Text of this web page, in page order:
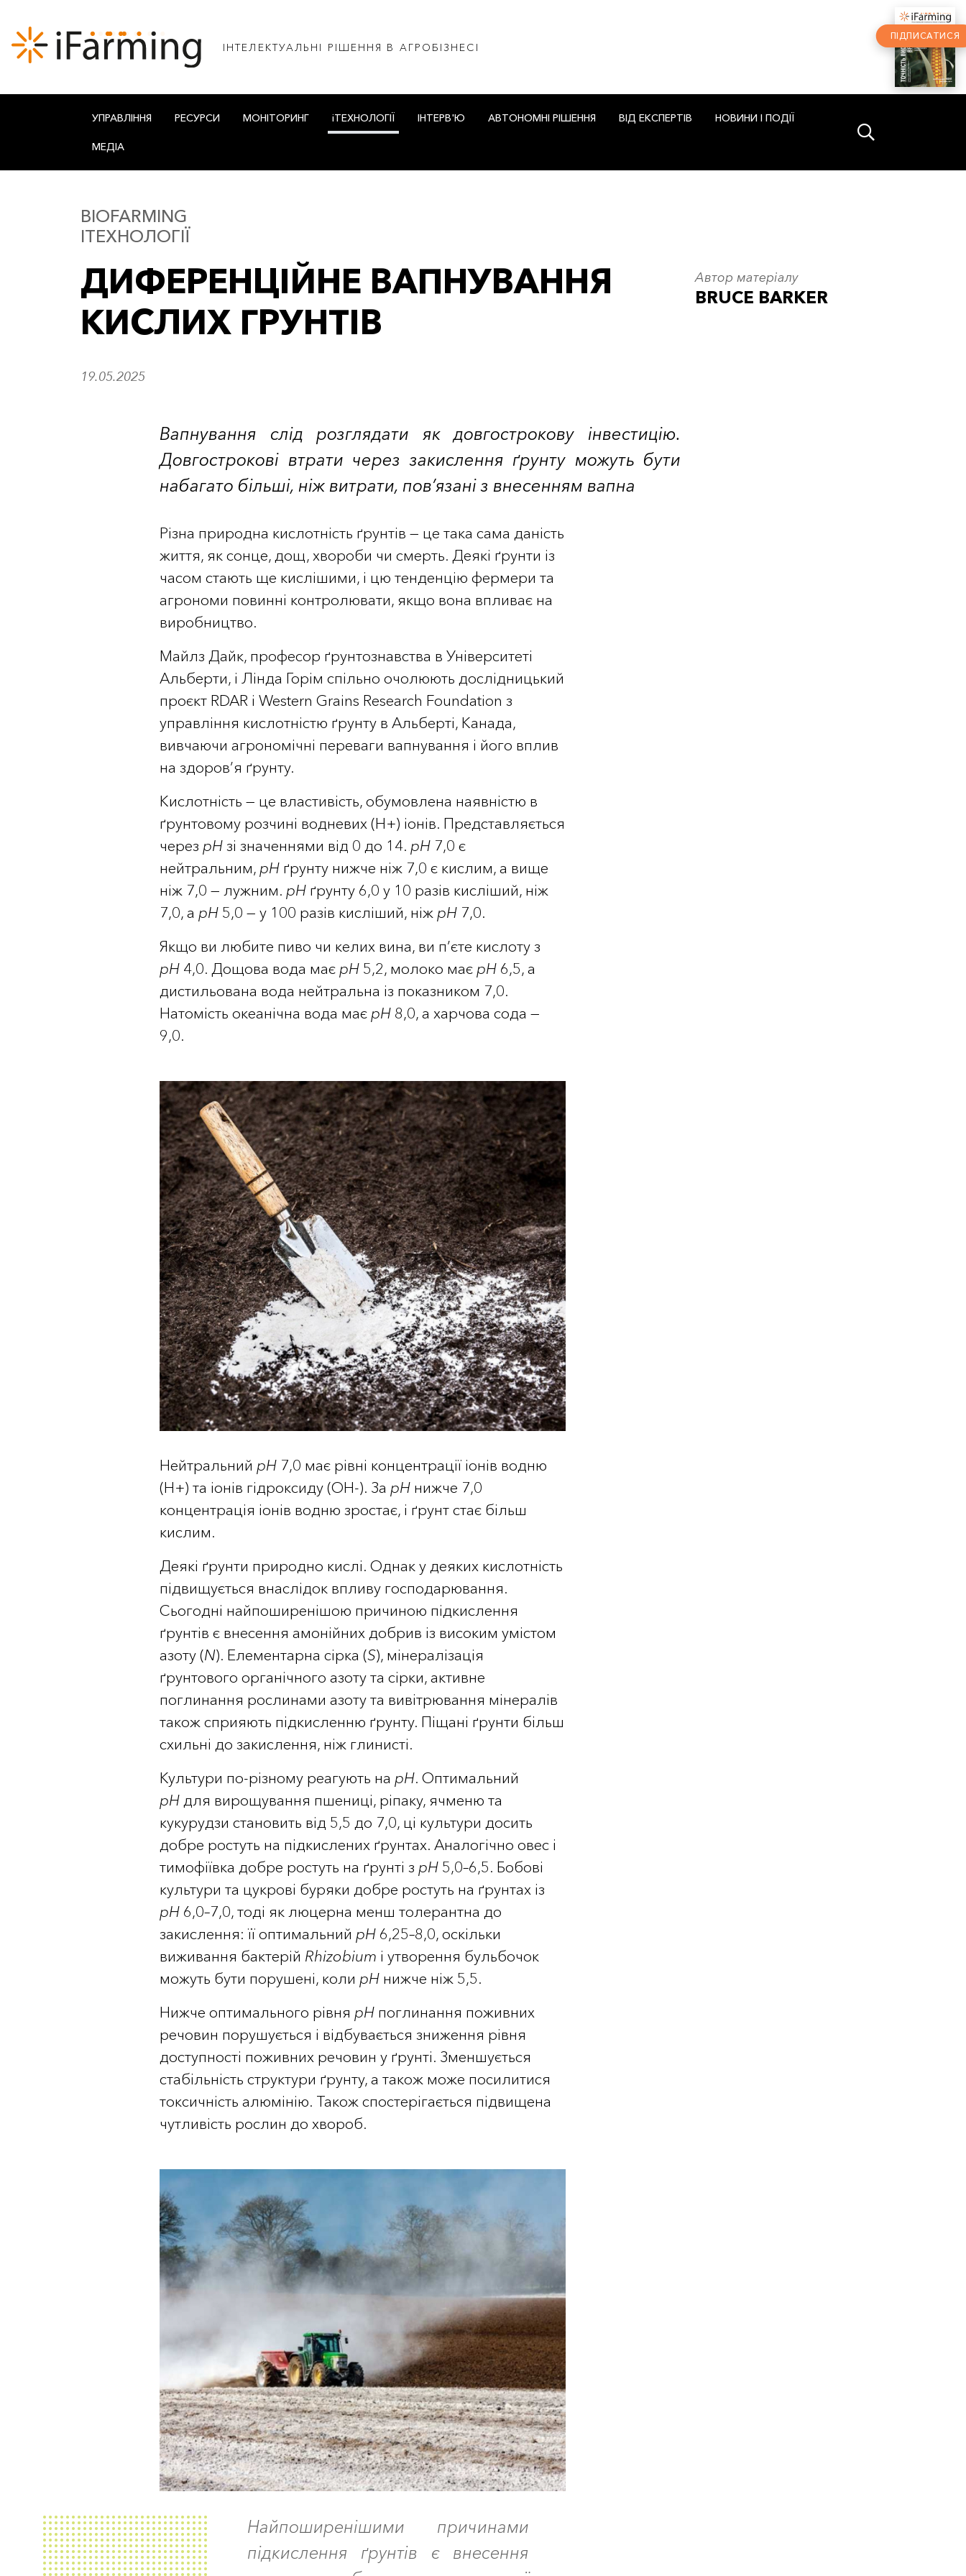
IНТЕЛЕКТУАЛЬНІ РІШЕННЯ В АГРОБІЗНЕСІ
ПІДПИСАТИСЯ
УПРАВЛІННЯ РЕСУРСИ МОНІТОРИНГ iТЕХНОЛОГІЇ ІНТЕРВ'Ю АВТОНОМНІ РІШЕННЯ ВІД ЕКСПЕРТІВ НОВИНИ І ПОДІЇ
МЕДІА
BIOFARMING
IТЕХНОЛОГІЇ
ДИФЕРЕНЦІЙНЕ ВАПНУВАННЯ
КИСЛИХ ГРУНТІВ
19.05.2025
Автор матеріалу
BRUCE BARKER
Вапнування слід розглядати як довгострокову інвестицію.
Довгострокові втрати через закислення ґрунту можуть бути
набагато більші, ніж витрати, пов’язані з внесенням вапна
Різна природна кислотність ґрунтів — це така сама даність
життя, як сонце, дощ, хвороби чи смерть. Деякі ґрунти із
часом стають ще кислішими, і цю тенденцію фермери та
агрономи повинні контролювати, якщо вона впливає на
виробництво.
Майлз Дайк, професор ґрунтознавства в Університеті
Альберти, і Лінда Горім спільно очолюють дослідницький
проєкт RDAR і Western Grains Research Foundation з
управління кислотністю ґрунту в Альберті, Канада,
вивчаючи агрономічні переваги вапнування і його вплив
на здоров’я ґрунту.
Кислотність — це властивість, обумовлена наявністю в
ґрунтовому розчині водневих (Н+) іонів. Представляється
через рН зі значеннями від 0 до 14. рН 7,0 є
нейтральним, рН ґрунту нижче ніж 7,0 є кислим, а вище
ніж 7,0 — лужним. рН ґрунту 6,0 у 10 разів кисліший, ніж
7,0, а рН 5,0 — у 100 разів кисліший, ніж рН 7,0.
Якщо ви любите пиво чи келих вина, ви п’єте кислоту з
рН 4,0. Дощова вода має рН 5,2, молоко має рН 6,5, а
дистильована вода нейтральна із показником 7,0.
Натомість океанічна вода має рН 8,0, а харчова сода —
9,0.
Нейтральний pH 7,0 має рівні концентрації іонів водню
(H+) та іонів гідроксиду (OH-). За рН нижче 7,0
концентрація іонів водню зростає, і ґрунт стає більш
кислим.
Деякі ґрунти природно кислі. Однак у деяких кислотність
підвищується внаслідок впливу господарювання.
Сьогодні найпоширенішою причиною підкислення
ґрунтів є внесення амонійних добрив із високим умістом
азоту (N). Елементарна сірка (S), мінералізація
ґрунтового органічного азоту та сірки, активне
поглинання рослинами азоту та вивітрювання мінералів
також сприяють підкисленню ґрунту. Піщані ґрунти більш
схильні до закислення, ніж глинисті.
Культури по-різному реагують на pH. Оптимальний
рН для вирощування пшениці, ріпаку, ячменю та
кукурудзи становить від 5,5 до 7,0, ці культури досить
добре ростуть на підкислених ґрунтах. Аналогічно овес і
тимофіївка добре ростуть на ґрунті з рН 5,0–6,5. Бобові
культури та цукрові буряки добре ростуть на ґрунтах із
рН 6,0–7,0, тоді як люцерна менш толерантна до
закислення: її оптимальний рН 6,25–8,0, оскільки
виживання бактерій Rhizobium і утворення бульбочок
можуть бути порушені, коли рН нижче ніж 5,5.
Нижче оптимального рівня рН поглинання поживних
речовин порушується і відбувається зниження рівня
доступності поживних речовин у ґрунті. Зменшується
стабільність структури ґрунту, а також може посилитися
токсичність алюмінію. Також спостерігається підвищена
чутливість рослин до хвороб.
Найпоширенішими причинами
підкислення ґрунтів є внесення